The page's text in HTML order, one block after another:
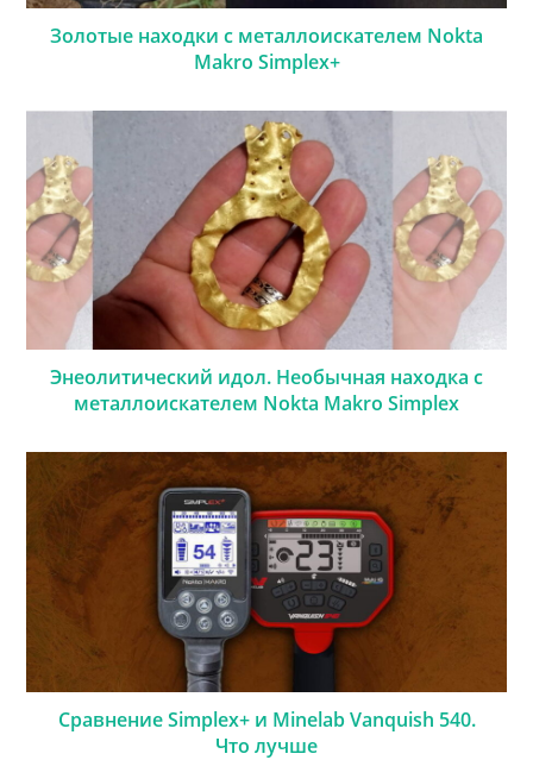
Золотые находки с металлоискателем Nokta
Makro Simplex+
Энеолитический идол. Необычная находка с
металлоискателем Nokta Makro Simplex
Сравнение Simplex+ и Minelab Vanquish 540.
Что лучше